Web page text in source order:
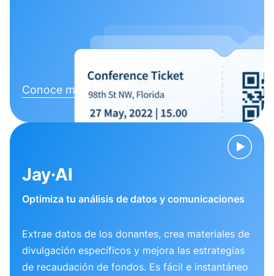
Conoce más
Jay·AI
Optimiza tu análisis de datos y comunicaciones
Extrae datos de los donantes, crea materiales de
divulgación específicos y mejora las estrategias
de recaudación de fondos. Es fácil e instantáneo